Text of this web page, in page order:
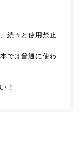
続々と使用禁止
では普通に使わ
！